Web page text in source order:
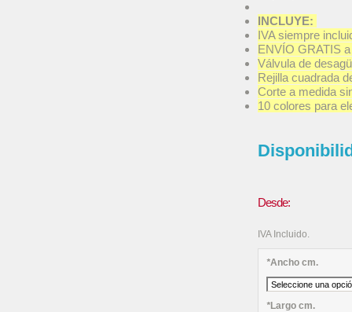
INCLUYE:
IVA siempre
ENVÍO GRATIS
Válvula de
Rejilla cuadrada
Corte a medida
10 colores para
Desde:
IVA Incluido.
*Ancho cm.
*Largo cm.